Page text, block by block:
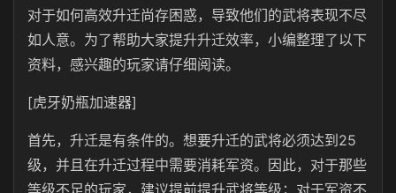
对于如何高效升迁尚存困惑，导致他们的武将表现不尽
如人意。为了帮助大家提升升迁效率，小编整理了以下
资料，感兴趣的玩家请仔细阅读。
[虎牙奶瓶加速器]
首先，升迁是有条件的。想要升迁的武将必须达到25
级，并且在升迁过程中需要消耗军资。因此，对于那些
等级不足的玩家，建议提前提升武将等级；对于军资不